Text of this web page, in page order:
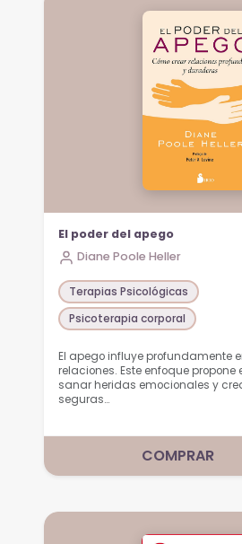
El poder del apego
Diane Poole Heller
Terapias Psicológicas
Psicoterapia corporal
El apego influye profundamente
relaciones. Este enfoque
sanar heridas emocionales y
seguras…
COMPRAR